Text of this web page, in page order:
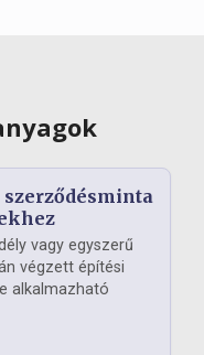
vagy egyszerű
végzett építési
alkalmazható